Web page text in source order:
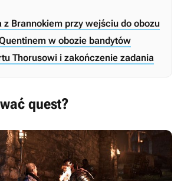
z Brannokiem przy wejściu do obozu
w obozie bandytów
Thorusowi i zakończenie zadania
quest?